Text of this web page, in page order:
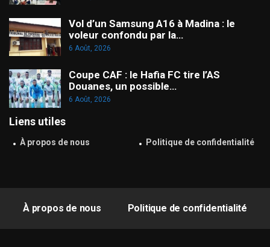
Vol d’un Samsung A16 à Madina : le
voleur confondu par la…
6 Août, 2026
Coupe CAF : le Hafia FC tire l’AS
Douanes, un possible…
6 Août, 2026
Liens utiles
À propos de nous Politique de confidentialité
À propos de nous Politique de confidentialité